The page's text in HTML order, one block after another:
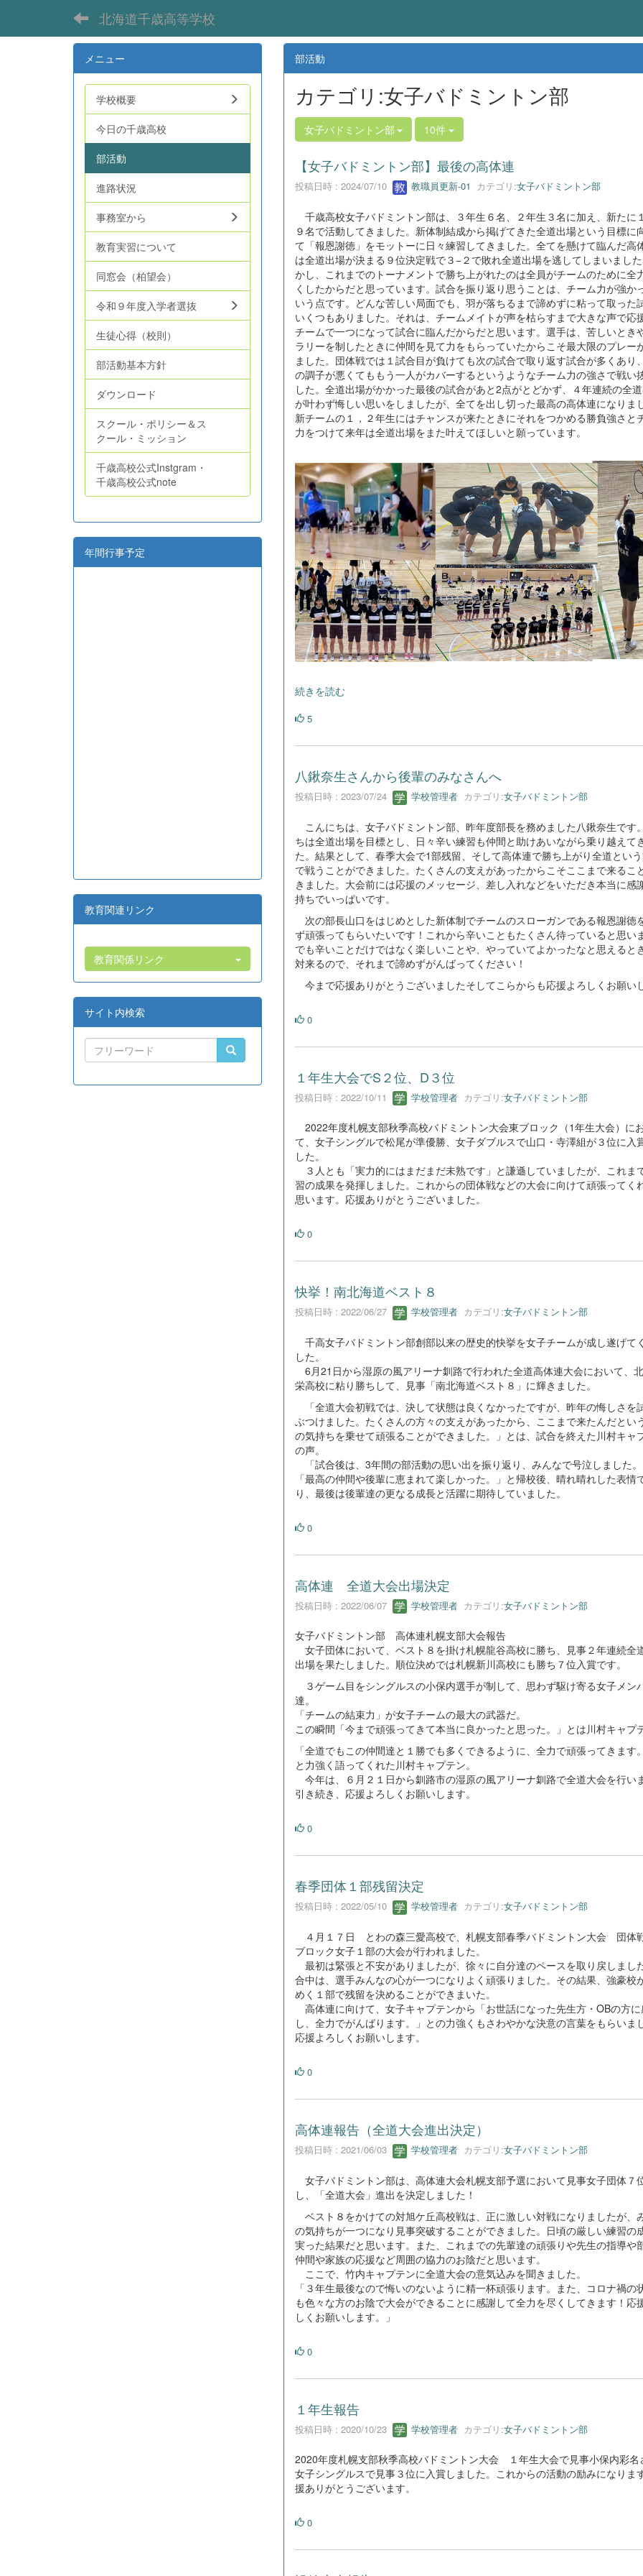
北海道千歳高等学校
部活動
カテゴリ:女子バドミントン部
女子バドミントン部 10件
【女子バドミントン部】最後の高体連
投稿日時 : 2024/07/10 教職員更新-01 カテゴリ:女子バドミントン部
千歳高校女子バドミントン部は、３年生６名、２年生３名に加え、新たに
９名で活動してきました。新体制結成から掲げてきた全道出場という目標に
て「報恩謝徳」をモットーに日々練習してきました。全てを懸けて臨んだ高
は全道出場が決まる９位決定戦で３−２で敗れ全道出場を逃してしまいまし
かし、これまでのトーナメントで勝ち上がれたのは全員がチームのために全
くしたからだと思っています。試合を振り返り思うことは、チーム力が強か
いう点です。どんな苦しい局面でも、羽が落ちるまで諦めずに粘って取った
いくつもありました。それは、チームメイトが声を枯らすまで大きな声で応援
チームで一つになって試合に臨んだからだと思います。選手は、苦しいとき
ラリーを制したときに仲間を見て力をもらっていたからこそ最大限のプレー
ました。団体戦では１試合目が負けても次の試合で取り返す試合が多くあり
の調子が悪くてももう一人がカバーするというようなチーム力の強さで戦い
した。全道出場がかかった最後の試合があと2️点がとどかず、４年連続の全
が叶わず悔しい思いをしましたが、全てを出し切った最高の高体連になりまし
新チームの１，２年生にはチャンスが来たときにそれをつかめる勝負強さと
力をつけて来年は全道出場をまた叶えてほしいと願っています。
続きを読む
5
八鍬奈生さんから後輩のみなさんへ
投稿日時 : 2023/07/24 学校管理者カテゴリ:女子バドミントン部
こんにちは、女子バドミントン部、昨年度部長を務めました八鍬奈生です
ちは全道出場を目標とし、日々辛い練習も仲間と助けあいながら乗り越えて
た。結果として、春季大会で1部残留、そして高体連で勝ち上がり全道とい
で戦うことができました。たくさんの支えがあったからこそここまで来るこ
きました。大会前には応援のメッセージ、差し入れなどをいただき本当に感
持ちでいっぱいです。
次の部長山口をはじめとした新体制でチームのスローガンである報恩謝徳
ず頑張ってもらいたいです！これから辛いこともたくさん待っていると思いま
でも辛いことだけではなく楽しいことや、やっていてよかったなと思えると
対来るので、それまで諦めずがんばってください！
今まで応援ありがとうございましたそしてこらからも応援よろしくお願い
0
１年生大会でS２位、D３位
投稿日時 : 2022/10/11 学校管理者カテゴリ:女子バドミントン部
2022年度札幌支部秋季高校バドミントン大会東ブロック（1年生大会）に
て、女子シングルで松尾が準優勝、女子ダブルスで山口・寺澤組が３位に入
した。
３人とも「実力的にはまだまだ未熟です」と謙遜していましたが、これま
習の成果を発揮しました。これからの団体戦などの大会に向けて頑張ってく
思います。応援ありがとうございました。
0
快挙！南北海道ベスト８
投稿日時 : 2022/06/27 学校管理者カテゴリ:女子バドミントン部
千高女子バドミントン部創部以来の歴史的快挙を女子チームが成し遂げて
した。
6月21日から湿原の風アリーナ釧路で行われた全道高体連大会において、
栄高校に粘り勝ちして、見事「南北海道ベスト８」に輝きました。
「全道大会初戦では、決して状態は良くなかったですが、昨年の悔しさを
ぶつけました。たくさんの方々の支えがあったから、ここまで来たんだとい
の気持ちを乗せて頑張ることができました。」とは、試合を終えた川村キャ
の声。
「試合後は、3年間の部活動の思い出を振り返り、みんなで号泣しました。
「最高の仲間や後輩に恵まれて楽しかった。」と帰校後、晴れ晴れした表情
り、最後は後輩達の更なる成長と活躍に期待していました。
0
高体連 全道大会出場決定
投稿日時 : 2022/06/07 学校管理者カテゴリ:女子バドミントン部
女子バドミントン部 高体連札幌支部大会報告
女子団体において、ベスト８を掛け札幌龍谷高校に勝ち、見事２年連続全
出場を果たしました。順位決めでは札幌新川高校にも勝ち７位入賞です。
３ゲーム目をシングルスの小保内選手が制して、思わず駆け寄る女子メン
達。
「チームの結束力」が女子チームの最大の武器だ。
この瞬間「今まで頑張ってきて本当に良かったと思った。」とは川村キャプ
「全道でもこの仲間達と１勝でも多くできるように、全力で頑張ってきます
と力強く語ってくれた川村キャプテン。
今年は、６月２１日から釧路市の湿原の風アリーナ釧路で全道大会を行いま
引き続き、応援よろしくお願いします。
0
春季団体１部残留決定
投稿日時 : 2022/05/10 学校管理者カテゴリ:女子バドミントン部
４月１７日 とわの森三愛高校で、札幌支部春季バドミントン大会 団
ブロック女子１部の大会が行われました。
最初は緊張と不安がありましたが、徐々に自分達のペースを取り戻しまし
合中は、選手みんなの心が一つになりよく頑張りました。その結果、強豪校
めく１部で残留を決めることができまいた。
高体連に向けて、女子キャプテンから「お世話になった先生方・OBの方に
し、全力でがんばります。」との力強くもさわやかな決意の言葉をもらいま
応援よろしくお願いします。
0
高体連報告（全道大会進出決定）
投稿日時 : 2021/06/03 学校管理者カテゴリ:女子バドミントン部
女子バドミントン部は、高体連大会札幌支部予選において見事女子団体７
し、「全道大会」進出を決定しました！
ベスト８をかけての対旭ケ丘高校戦は、正に激しい対戦になりましたが、
の気持ちが一つになり見事突破することができました。日頃の厳しい練習の
実った結果だと思います。また、これまでの先輩達の頑張りや先生の指導や
仲間や家族の応援など周囲の協力のお陰だと思います。
ここで、竹内キャプテンに全道大会の意気込みを聞きました。
「３年生最後なので悔いのないように精一杯頑張ります。また、コロナ禍の
も色々な方のお陰で大会ができることに感謝して全力を尽くしてきます！応
しくお願いします。」
0
１年生報告
投稿日時 : 2020/10/23 学校管理者カテゴリ:女子バドミントン部
2020年度札幌支部秋季高校バドミントン大会 １年生大会で見事小保内彩名
女子シングルスで見事３位に入賞しました。これからの活動の励みになりま
援ありがとうございます。
0
メニュー
学校概要
今日の千歳高校
部活動
進路状況
事務室から
教育実習について
同窓会（柏望会）
令和９年度入学者選抜
生徒心得（校則）
部活動基本方針
ダウンロード
スクール・ポリシー＆ス
クール・ミッション
千歳高校公式Instgram・
千歳高校公式note
年間行事予定
教育関連リンク
教育関係リンク
サイト内検索